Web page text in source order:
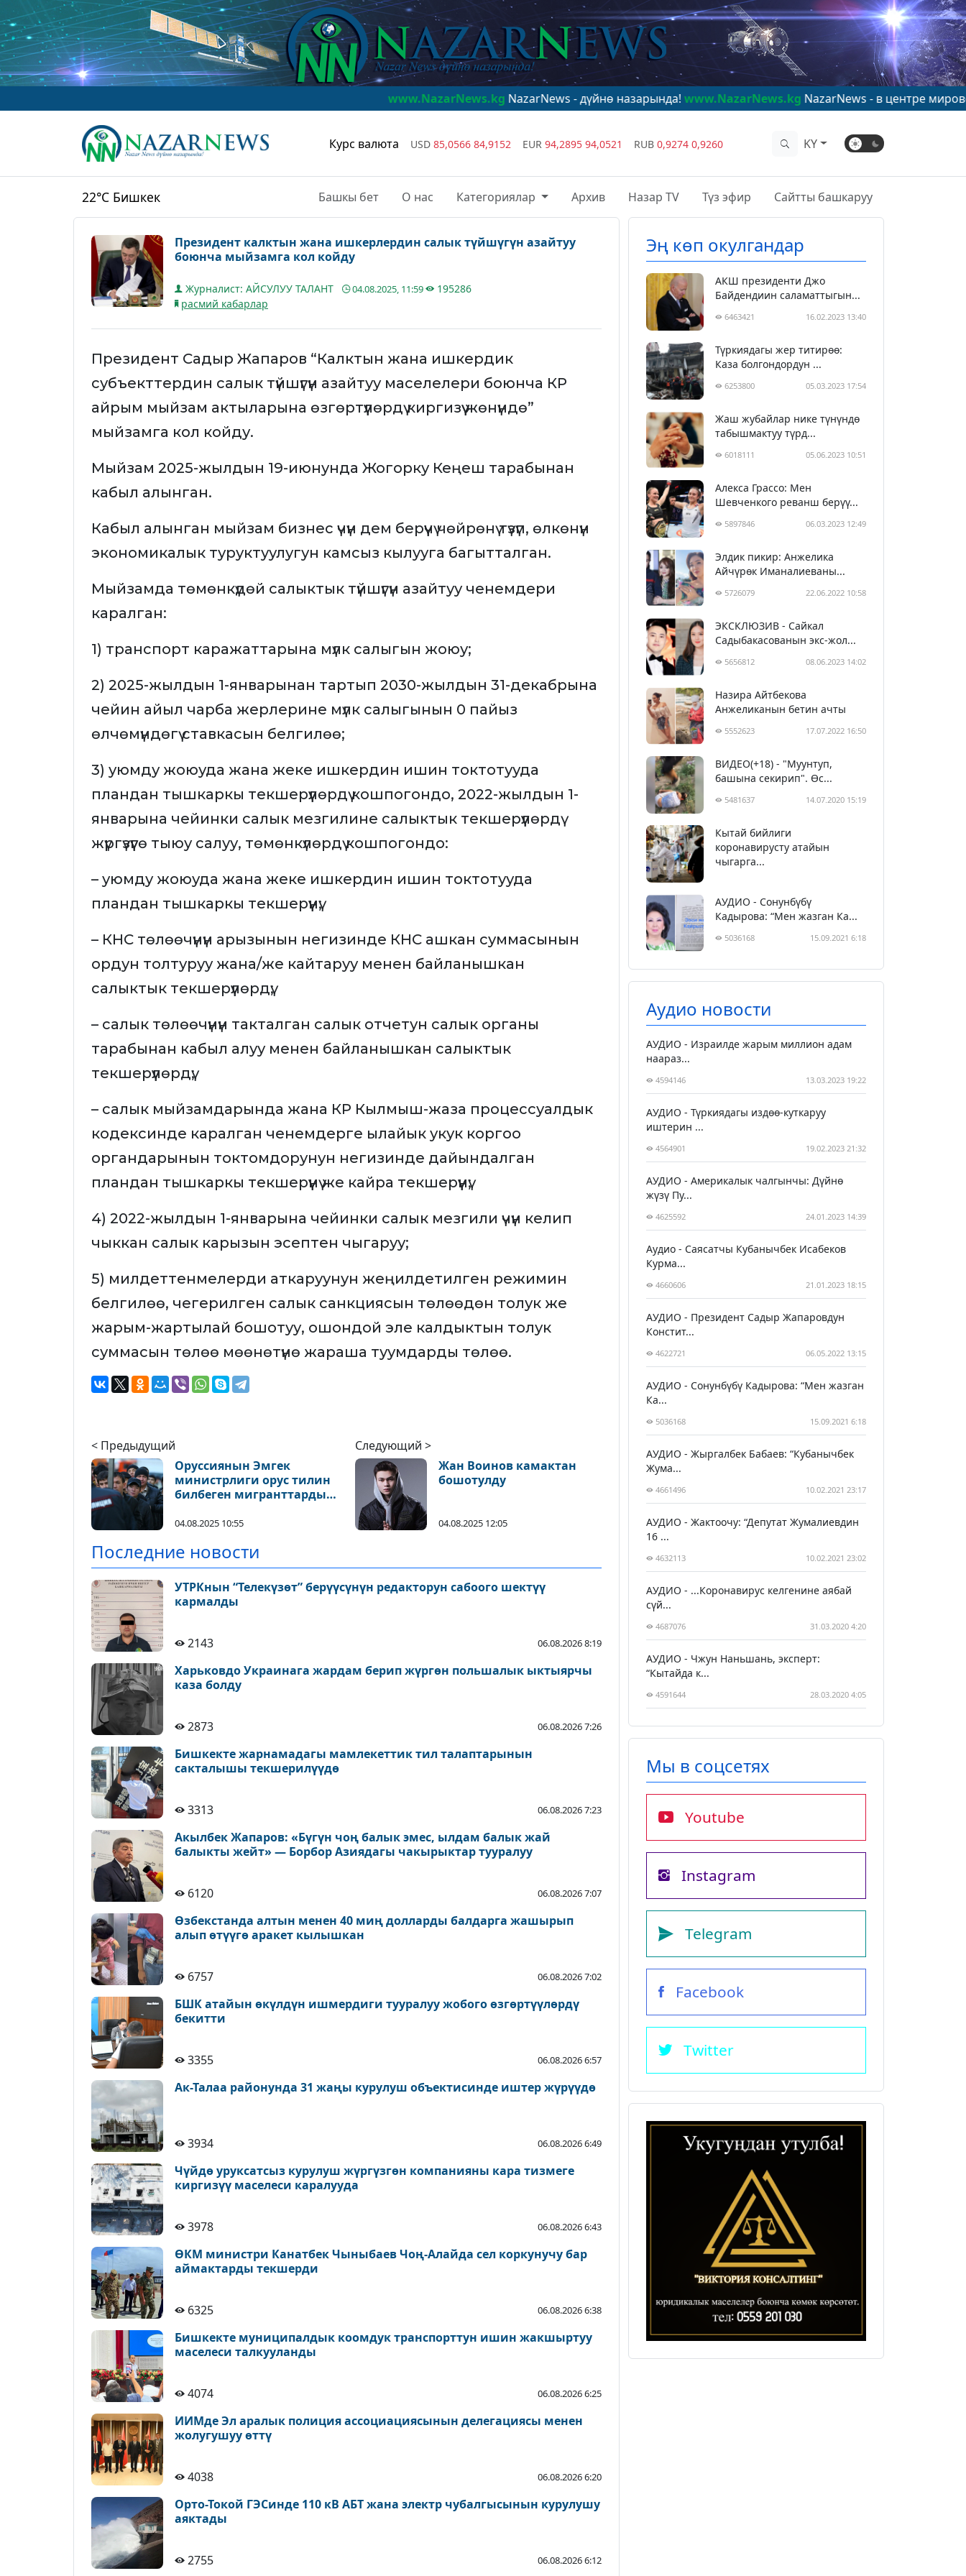
www.NazarNews.kgNazarNews - дүйнө назарында!www.NazarNews.kgNazarNews - в центре мирового
Курс валюта USD 85,0566 84,9152 EUR 94,2895 94,0521 RUB 0,9274 0,9260 KY
22°C Бишкек Башкы бет О нас Категориялар Архив Назар TV Түз эфир Сайтты башкаруу
Президент калктын жана ишкерлердин салык түйшүгүн азайтуу
боюнча мыйзамга кол койду
Журналист: АЙСУЛУУ ТАЛАНТ 04.08.2025, 11:59
195286
расмий кабарлар
Президент Садыр Жапаров “Калктын жана ишкердик
субъекттердин салык түйшүгүн азайтуу маселелери боюнча КР
айрым мыйзам актыларына өзгөртүүлөрдү киргизүү жөнүндө”
мыйзамга кол койду.
Мыйзам 2025-жылдын 19-июнунда Жогорку Кеңеш тарабынан
кабыл алынган.
Кабыл алынган мыйзам бизнес үчүн дем берүүчү чөйрөнү түзүп, өлкөнүн
экономикалык туруктуулугун камсыз кылууга багытталган.
Мыйзамда төмөнкүдөй салыктык түйшүгүн азайтуу ченемдери
каралган:
1) транспорт каражаттарына мүлк салыгын жоюу;
2) 2025-жылдын 1-январынан тартып 2030-жылдын 31-декабрына
чейин айыл чарба жерлерине мүлк салыгынын 0 пайыз
өлчөмүндөгү ставкасын белгилөө;
3) уюмду жоюуда жана жеке ишкердин ишин токтотууда
пландан тышкаркы текшерүүлөрдү кошпогондо, 2022-жылдын 1-
январына чейинки салык мезгилине салыктык текшерүүлөрдү
жүргүзүүгө тыюу салуу, төмөнкүлөрдү кошпогондо:
– уюмду жоюуда жана жеке ишкердин ишин токтотууда
пландан тышкаркы текшерүүнү;
– КНС төлөөчүнүн арызынын негизинде КНС ашкан суммасынын
ордун толтуруу жана/же кайтаруу менен байланышкан
салыктык текшерүүлөрдү;
– салык төлөөчүнүн такталган салык отчетун салык органы
тарабынан кабыл алуу менен байланышкан салыктык
текшерүүлөрдү;
– салык мыйзамдарында жана КР Кылмыш-жаза процессуалдык
кодексинде каралган ченемдерге ылайык укук коргоо
органдарынын токтомдорунун негизинде дайындалган
пландан тышкаркы текшерүүнү же кайра текшерүүнү;
4) 2022-жылдын 1-январына чейинки салык мезгили үчүн келип
чыккан салык карызын эсептен чыгаруу;
5) милдеттенмелерди аткаруунун жеңилдетилген режимин
белгилөө, чегерилген салык санкциясын төлөөдөн толук же
жарым-жартылай бошотуу, ошондой эле калдыктын толук
суммасын төлөө мөөнөтүнө жараша туумдарды төлөө.
< Предыдущий
Оруссиянын Эмгек
министрлиги орус тилин
билбеген мигранттарды
сунуштады
04.08.2025 10:55
Следующий >
Жан Воинов камактан
бошотулду
04.08.2025 12:05
Последние новости
УТРКнын “Телекүзөт” берүүсүнүн редакторун сабоого шектүү
кармалды
2143 06.08.2026 8:19
Харьковдо Украинага жардам берип жүргөн польшалык ыктыярчы
каза болду
2873 06.08.2026 7:26
Бишкекте жарнамадагы мамлекеттик тил талаптарынын
сакталышы текшерилүүдө
3313 06.08.2026 7:23
Акылбек Жапаров: «Бүгүн чоң балык эмес, ылдам балык жай
балыкты жейт» — Борбор Азиядагы чакырыктар тууралуу
6120 06.08.2026 7:07
Өзбекстанда алтын менен 40 миң долларды балдарга жашырып
алып өтүүгө аракет кылышкан
6757 06.08.2026 7:02
БШК атайын өкүлдүн ишмердиги тууралуу жобого өзгөртүүлөрдү
бекитти
3355 06.08.2026 6:57
Ак-Талаа районунда 31 жаңы курулуш объектисинде иштер жүрүүдө
3934 06.08.2026 6:49
Чүйдө уруксатсыз курулуш жүргүзгөн компанияны кара тизмеге
киргизүү маселеси каралууда
3978 06.08.2026 6:43
ӨКМ министри Канатбек Чыныбаев Чоң-Алайда сел коркунучу бар
аймактарды текшерди
6325 06.08.2026 6:38
Бишкекте муниципалдык коомдук транспорттун ишин жакшыртуу
маселеси талкууланды
4074 06.08.2026 6:25
ИИМде Эл аралык полиция ассоциациясынын делегациясы менен
жолугушуу өттү
4038 06.08.2026 6:20
Орто-Токой ГЭСинде 110 кВ АБТ жана электр чубалгысынын курулушу
аяктады
2755 06.08.2026 6:12
Эң көп окулгандар
АКШ президенти Джо
Байдендиин саламаттыгын...
6463421 16.02.2023 13:40
Түркиядагы жер титирөө:
Каза болгондордун ...
6253800 05.03.2023 17:54
Жаш жубайлар нике түнүндө
табышмактуу түрд...
6018111 05.06.2023 10:51
Алекса Грассо: Мен
Шевченкого реванш берүү...
5897846 06.03.2023 12:49
Элдик пикир: Анжелика
Айчүрөк Иманалиеваны...
5726079 22.06.2022 10:58
ЭКСКЛЮЗИВ - Сайкал
Садыбакасованын экс-жол...
5656812 08.06.2023 14:02
Назира Айтбекова
Анжеликанын бетин ачты
5552623 17.07.2022 16:50
ВИДЕО(+18) - "Муунтуп,
башына секирип". Өс...
5481637 14.07.2020 15:19
Кытай бийлиги
коронавирусту атайын
чыгарга...
АУДИО - Сонунбүбү
Кадырова: “Мен жазган Ка...
5036168 15.09.2021 6:18
Аудио новости
АУДИО - Израилде жарым миллион адам
наараз...
4594146 13.03.2023 19:22
АУДИО - Түркиядагы издөө-куткаруу
иштерин ...
4564901 19.02.2023 21:32
АУДИО - Америкалык чалгынчы: Дүйнө
жүзү Пу...
4625592 24.01.2023 14:39
Аудио - Саясатчы Кубанычбек Исабеков
Курма...
4660606 21.01.2023 18:15
АУДИО - Президент Садыр Жапаровдун
Констит...
4622721 06.05.2022 13:15
АУДИО - Сонунбүбү Кадырова: “Мен жазган
Ка...
5036168 15.09.2021 6:18
АУДИО - Жыргалбек Бабаев: “Кубанычбек
Жума...
4661496 10.02.2021 23:17
АУДИО - Жактоочу: “Депутат Жумалиевдин
16 ...
4632113 10.02.2021 23:02
АУДИО - ...Коронавирус келгенине аябай
сүй...
4687076 31.03.2020 4:20
АУДИО - Чжун Наньшань, эксперт:
“Кытайда к...
4591644 28.03.2020 4:05
Мы в соцсетях
Youtube
Instagram
Telegram
Facebook
Twitter